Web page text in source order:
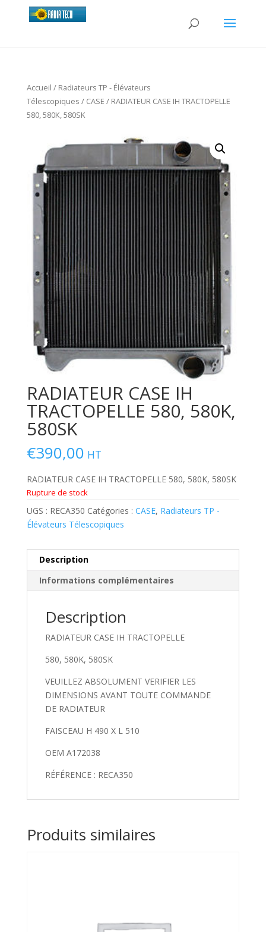
Accueil / Radiateurs TP - Élévateurs
Télescopiques / CASE / RADIATEUR CASE IH TRACTOPELLE
580, 580K, 580SK
RADIATEUR CASE IH
TRACTOPELLE 580, 580K,
580SK
€390,00 HT
RADIATEUR CASE IH TRACTOPELLE 580, 580K, 580SK
Rupture de stock
UGS : RECA350 Catégories : CASE, Radiateurs TP -
Élévateurs Télescopiques
Description
Informations complémentaires
Description
RADIATEUR CASE IH TRACTOPELLE
580, 580K, 580SK
VEUILLEZ ABSOLUMENT VERIFIER LES
DIMENSIONS AVANT TOUTE COMMANDE
DE RADIATEUR
FAISCEAU H 490 X L 510
OEM A172038
RÉFÉRENCE : RECA350
Produits similaires